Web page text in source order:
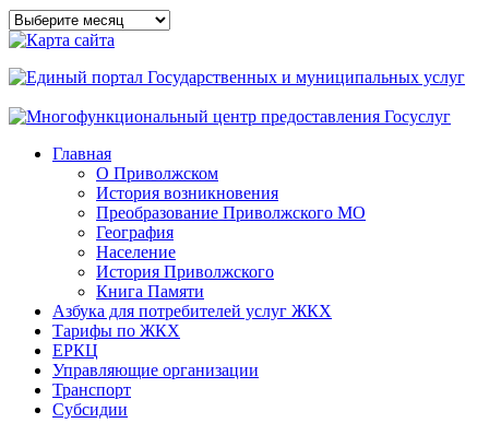
Архивы
сайта
Главная
О Приволжском
История возникновения
Преобразование Приволжского МО
География
Население
История Приволжского
Книга Памяти
Азбука для потребителей услуг ЖКХ
Тарифы по ЖКХ
ЕРКЦ
Управляющие организации
Транспорт
Субсидии